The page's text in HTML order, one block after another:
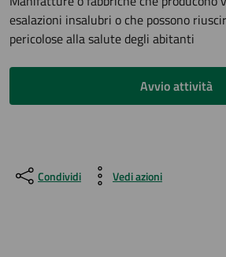
esalazioni insalubri o che possono
pericolose alla salute degli abitanti
Avvio attività
Condividi Vedi azioni